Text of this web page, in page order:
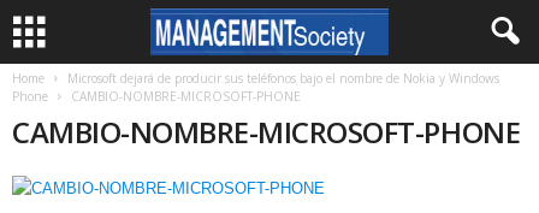
Home
Microsoft dejará de producir sus teléfonos bajo el nombre de Nokia y Windows
Phone
CAMBIO-NOMBRE-MICROSOFT-PHONE
CAMBIO-NOMBRE-MICROSOFT-PHONE